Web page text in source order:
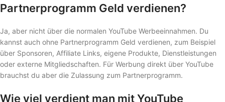
Partnerprogramm Geld verdienen?
Ja, aber nicht über die normalen YouTube Werbeeinnahmen. Du
kannst auch ohne Partnerprogramm Geld verdienen, zum Beispiel
über Sponsoren, Affiliate Links, eigene Produkte, Dienstleistungen
oder externe Mitgliedschaften. Für Werbung direkt über YouTube
brauchst du aber die Zulassung zum Partnerprogramm.
Wie viel verdient man mit YouTube